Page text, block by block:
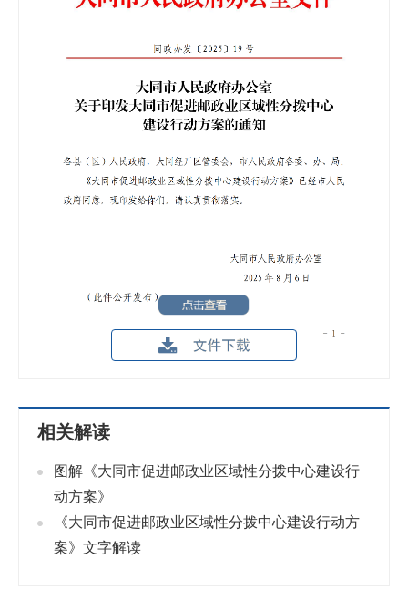
相关解读
图解《大同市促进邮政业区域性分拨中心建设行
动方案》
《大同市促进邮政业区域性分拨中心建设行动方
案》文字解读